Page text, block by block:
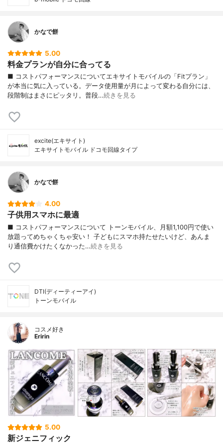
かなで餅
5.00
料金プランが自分に合ってる
■ コストパフォーマンスについてエキサイトモバイルの「Fitプラン」
が本当に気に入っている。データ使用量が月によって変わる自分には、
段階制はまさにピッタリ。普段…続きを見る
excite(エキサイト)
エキサイトモバイル ドコモ回線タイプ
かなで餅
4.00
子供用スマホに最適
■ コストパフォーマンスについて トーンモバイル、月額1,100円で使い
放題ってめちゃくちゃ安い！ 子どもにスマホ持たせたいけど、あんま
り通信費かけたくなかった…続きを見る
DTI(ディーティーアイ)
トーンモバイル
コスメ好き
Eririn
5.00
新ジェニフィック